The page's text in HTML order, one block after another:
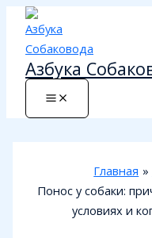
Перейти
содержимому
Азбука
Главная
Понос у собаки:
условиях и